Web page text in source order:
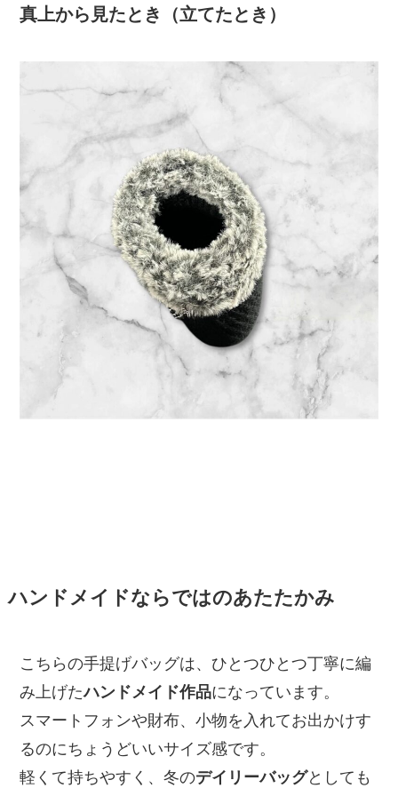
真上から見たとき（立てたとき）
ハンドメイドならではのあたたかみ
こちらの手提げバッグは、ひとつひとつ丁寧に編
み上げたハンドメイド作品になっています。
スマートフォンや財布、小物を入れてお出かけす
るのにちょうどいいサイズ感です。
軽くて持ちやすく、冬のデイリーバッグとしても